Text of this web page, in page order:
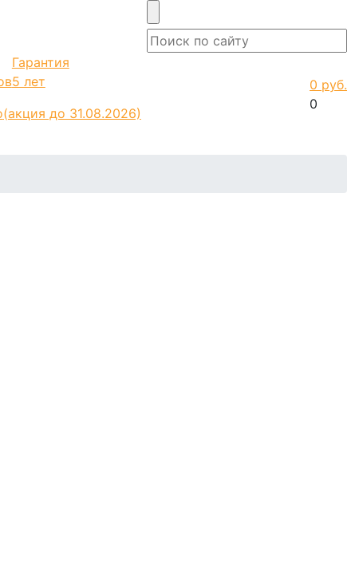
Гарантия
5 лет
(акция до 31.08.2026)
0 руб.
0